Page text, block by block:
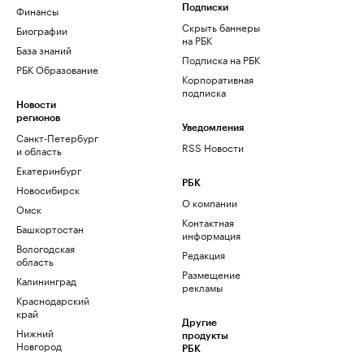
Финансы
Биографии
База знаний
РБК Образование
Новости
регионов
Санкт-Петербург
и область
Екатеринбург
Новосибирск
Омск
Башкортостан
Вологодская
область
Калининград
Краснодарский
край
Нижний
Новгород
Подписки
Скрыть баннеры
на РБК
Подписка на РБК
Корпоративная
подписка
Уведомления
RSS Новости
РБК
О компании
Контактная
информация
Редакция
Размещение
рекламы
Другие
продукты
РБК